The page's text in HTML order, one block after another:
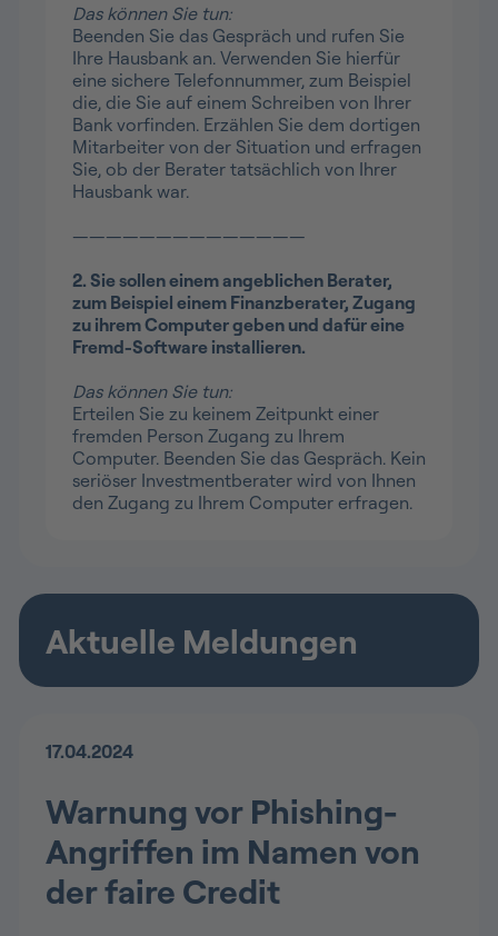
Das können Sie tun:
Beenden Sie das Gespräch und rufen Sie
Ihre Hausbank an. Verwenden Sie hierfür
eine sichere Telefonnummer, zum Beispiel
die, die Sie auf einem Schreiben von Ihrer
Bank vorfinden. Erzählen Sie dem dortigen
Mitarbeiter von der Situation und erfragen
Sie, ob der Berater tatsächlich von Ihrer
Hausbank war.
——————————————
2. Sie sollen einem angeblichen Berater,
zum Beispiel einem Finanzberater, Zugang
zu ihrem Computer geben und dafür eine
Fremd-Software installieren.
Das können Sie tun:
Erteilen Sie zu keinem Zeitpunkt einer
fremden Person Zugang zu Ihrem
Computer. Beenden Sie das Gespräch. Kein
seriöser Investmentberater wird von Ihnen
den Zugang zu Ihrem Computer erfragen.
Aktuelle Meldungen
17.04.2024
Warnung vor Phishing-
Angriffen im Namen von
der faire Credit